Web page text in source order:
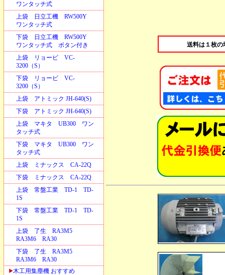
ワンタッチ式
上袋 日立工機 RW500Y
ワンタッチ式
下袋 日立工機 RW500Y
ワンタッチ式 ボタン付き
上袋 リョービ VC-
3200（S）
下袋 リョービ VC-
3200（S）
上袋 アトミック JH-640(S)
下袋 アトミック JH-640(S)
上袋 マキタ UB300 ワン
タッチ式
下袋 マキタ UB300 ワン
タッチ式
上袋 ミナックス CA-22Q
下袋 ミナックス CA-22Q
上袋 常盤工業 TD-1 TD-
1S
下袋 常盤工業 TD-1 TD-
1S
上袋 了生 RA3M5
RA3M6 RA30
下袋 了生 RA3M5
RA3M6 RA30
木工用集塵機 おすすめ
送料は１枚の